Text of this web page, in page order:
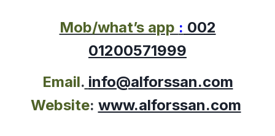
Mob/what’s app: 002
01200571999
Email. info@alforssan.com
Website:www.alforssan.com